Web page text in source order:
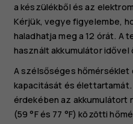
a készülékből és az
Kérjük, vegye figyelembe,
haladhatja meg a 12 órát.
használt akkumulátor idővel
A szélsőséges hőmérséklet
kapacitását és
érdekében az akkumulátort
(59 °F és 77 °F) közötti